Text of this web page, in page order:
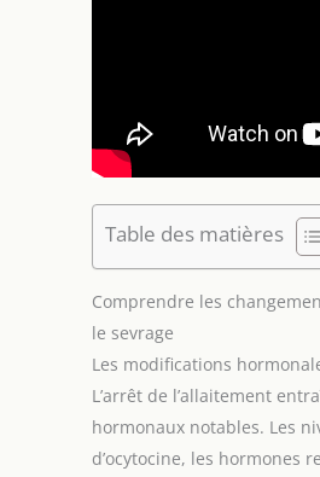
Table des matières
Comprendre les
le sevrage
Les modifications
L’arrêt de l’allaitement
hormonaux notables. Les
d’ocytocine, les hormones